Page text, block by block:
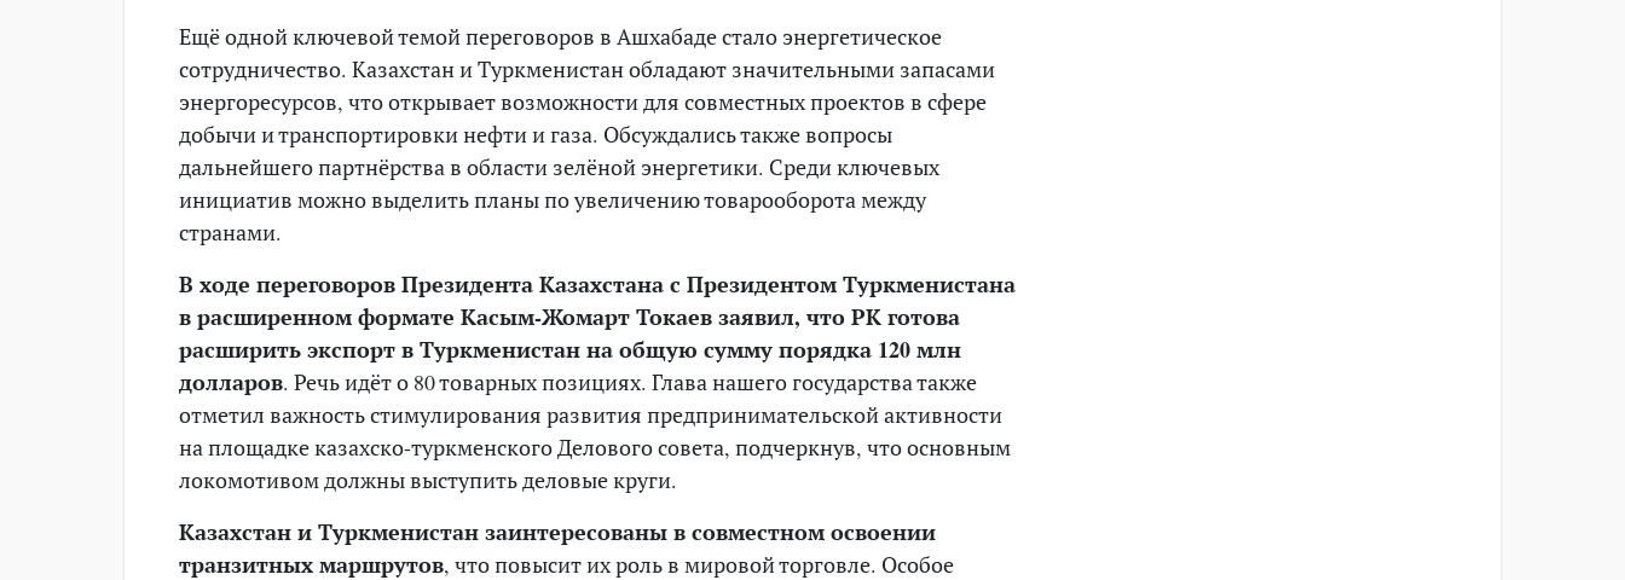
Ещё одной ключевой темой переговоров в Ашхабаде стало энергетическое
сотрудничество. Казахстан и Туркменистан обладают значительными запасами
энергоресурсов, что открывает возможности для совместных проектов в сфере
добычи и транспортировки нефти и газа. Обсуждались также вопросы
дальнейшего партнёрства в области зелёной энергетики. Среди ключевых
инициатив можно выделить планы по увеличению товарооборота между
странами.
В ходе переговоров Президента Казахстана с Президентом Туркменистана
в расширенном формате Касым-Жомарт Токаев заявил, что РК готова
расширить экспорт в Туркменистан на общую сумму порядка 120 млн
долларов. Речь идёт о 80 товарных позициях. Глава нашего государства также
отметил важность стимулирования развития предпринимательской активности
на площадке казахско-туркменского Делового совета, подчеркнув, что основным
локомотивом должны выступить деловые круги.
Казахстан и Туркменистан заинтересованы в совместном освоении
транзитных маршрутов, что повысит их роль в мировой торговле. Особое